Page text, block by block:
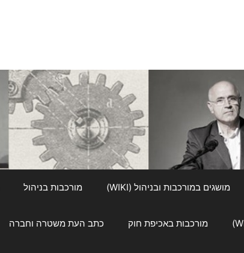
מושגים במורכבות ובניהול (WIKI) מורכבות בניהול
מורכבות באכיפת חוק כתב העת משטרה וחברה